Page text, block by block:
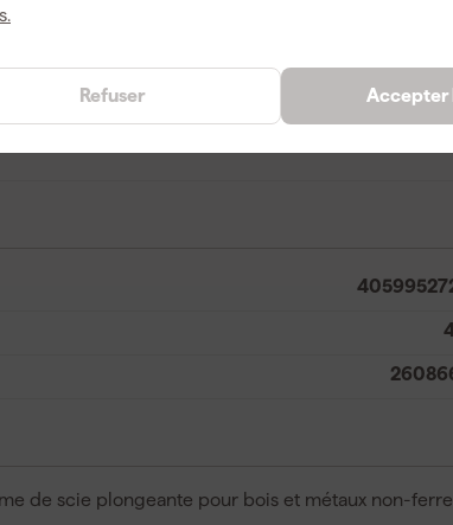
Accepter
Refuser
de scie plongeante pour bois et métaux non-